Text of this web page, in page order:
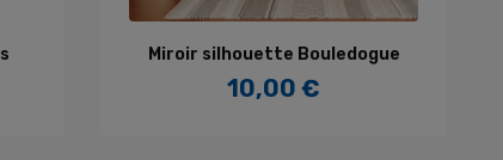
IN DEN WARENKORB
Miroir silhouette Bouledogue
Preis
10,00 €